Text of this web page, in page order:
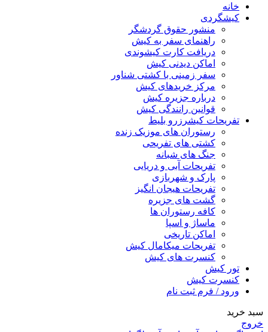
خانه
کیشگردی
منشور حقوق گردشگر
راهنمای سفر به کیش
دریافت کارت کیشوندی
اماکن دیدنی کیش
سفر زمینی با کشتی شناور
مرکز خریدهای کیش
درباره جزیره کیش
قوانین رانندگی کیش
تفریحات کیشرزرو بلیط
رستوران های موزیک زنده
کشتی های تفریحی
جنگ های شبانه
تفریحات آبی و دریایی
پارک و شهربازی
تفریحات هیجان انگیز
گشت های جزیره
کافه رستوران ها
ماساژ و اسپا
اماکن تاریخی
تفریحات میکامال کیش
کنسرت های کیش
تور کیش
کنسرت کیش
ورود / فرم ثبت نام
سبد خرید
خروج